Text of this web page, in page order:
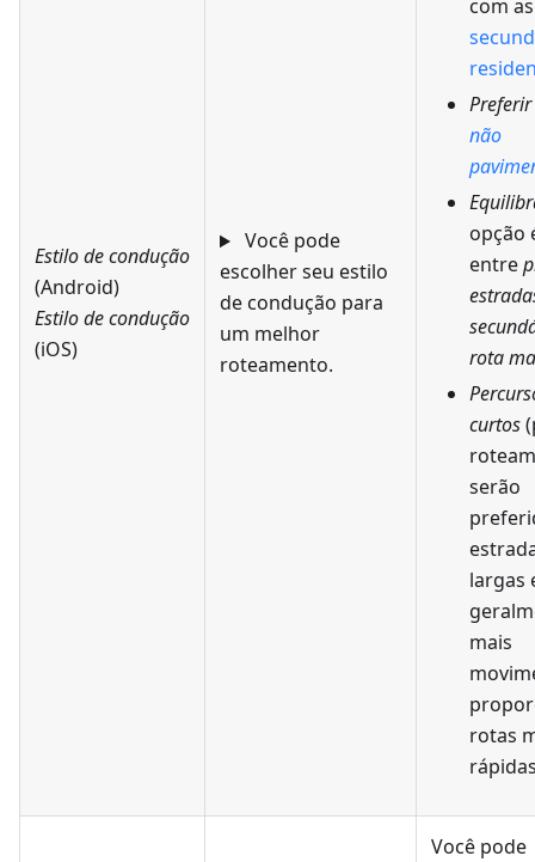
Estilo de condução
(Android)
Estilo de condução
(iOS)
Você pode
escolher seu estilo
de condução para
um melhor
roteamento.
com
Preferir
não
opção
entre
rota
curtos
serão
largas
mais
rotas
Você pode